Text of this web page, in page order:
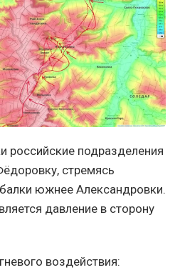
российские подразделения
стремясь
южнее Александровки.
давление в сторону
воздействия: